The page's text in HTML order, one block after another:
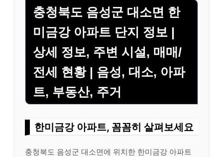
충청북도 음성군 대소면 한
미금강 아파트 단지 정보 |
상세 정보, 주변 시설, 매매/
전세 현황 | 음성, 대소, 아파
트, 부동산, 주거
한미금강 아파트, 꼼꼼히 살펴보세요
충청북도 음성군 대소면에 위치한 한미금강 아파트